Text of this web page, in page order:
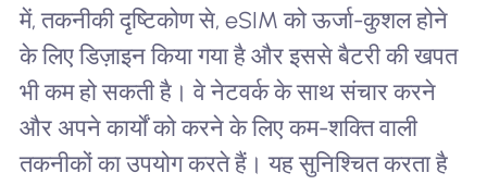
में, तकनीकी दृष्टिकोण से, eSIM को ऊर्जा-कुशल होने
के लिए डिज़ाइन किया गया है और इससे बैटरी की खपत
भी कम हो सकती है। वे नेटवर्क के साथ संचार करने
और अपने कार्यों को करने के लिए कम-शक्ति वाली
तकनीकों का उपयोग करते हैं। यह सुनिश्चित करता है